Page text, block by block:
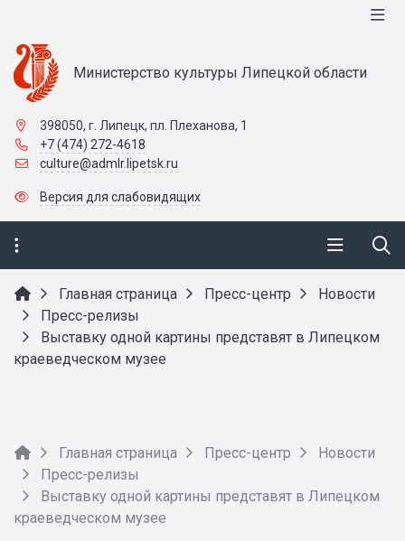
Министерство культуры Липецкой области
398050, г. Липецк, пл. Плеханова, 1
+7 (474) 272-4618
culture@admlr.lipetsk.ru
Версия для слабовидящих
Главная страница Пресс-центр
Новости
Пресс-релизы
Выставку одной картины представят в Липецком
краеведческом музее
Главная страница Пресс-центр
Новости
Пресс-релизы
Выставку одной картины представят в Липецком
краеведческом музее